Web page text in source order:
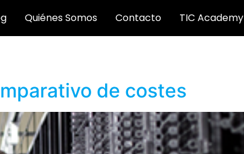
Quiénes Somos Contacto TIC Academy
de costes